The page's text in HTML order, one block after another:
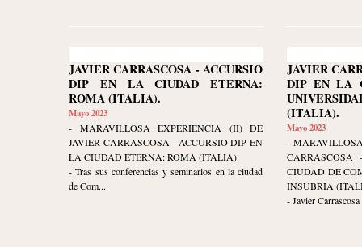
JAVIER CARRASCOSA - ACCURSIO
DIP EN LA CIUDAD ETERNA:
ROMA (ITALIA).
Mayo 2023
- MARAVILLOSA EXPERIENCIA (II) DE
JAVIER CARRASCOSA - ACCURSIO DIP EN
LA CIUDAD ETERNA: ROMA (ITALIA).
- Tras sus conferencias y seminarios en la ciudad
de Com...
JAVIER
DIP EN LA
(ITALIA).
Mayo 2023
-
CIUDAD DE
INSUBRIA
- Javier